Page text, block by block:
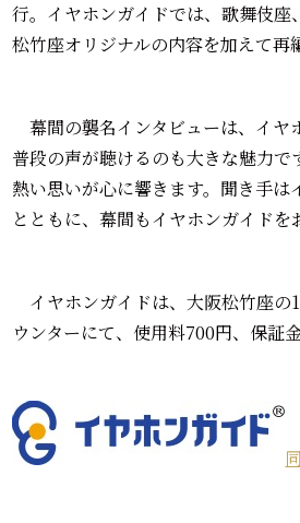
行。イヤホンガイドでは、歌舞伎
松竹座オリジナルの内容を加えて再
幕間の襲名インタビューは、イヤ
普段の声が聴けるのも大きな魅力
熱い思いが心に響きます。聞き手
とともに、幕間もイヤホンガイドを
イヤホンガイドは、大阪松竹座の
ウンターにて、使用料700円、保証